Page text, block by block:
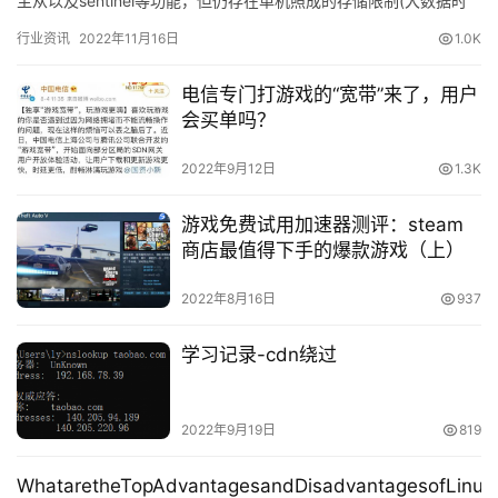
行业资讯 2022年11月16日 1.0K
电信专门打游戏的“宽带”来了，用户
会买单吗？
2022年9月12日 1.3K
游戏免费试用加速器测评：steam
商店最值得下手的爆款游戏（上）
2022年8月16日 937
学习记录-cdn绕过
2022年9月19日 819